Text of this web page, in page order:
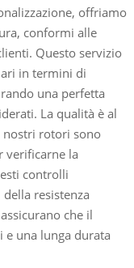
offriamo
conformi alle
Questo servizio
in termini di
una perfetta
La qualità è al
rotori sono
verificarne la
controlli
resistenza
che il
una lunga durata